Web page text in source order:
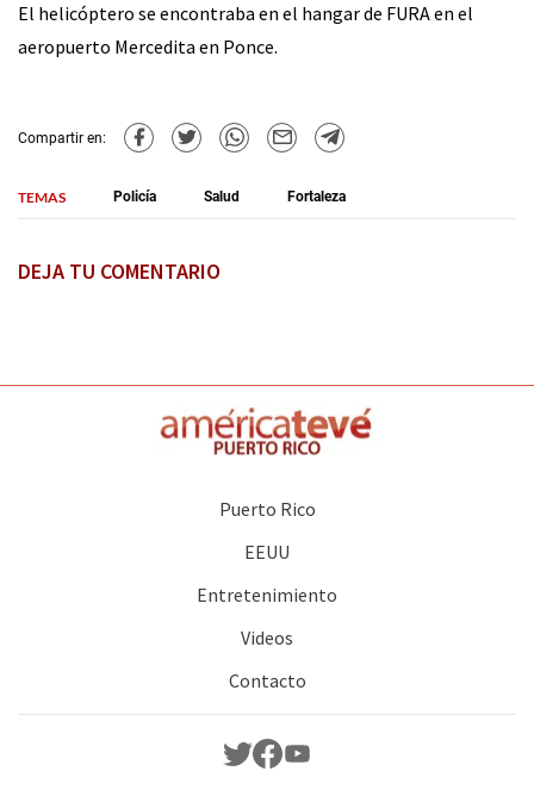
El helicóptero se encontraba en el hangar de FURA en el
aeropuerto Mercedita en Ponce.
Compartir en:
TEMAS Policía Salud Fortaleza
DEJA TU COMENTARIO
Puerto Rico
EEUU
Entretenimiento
Videos
Contacto